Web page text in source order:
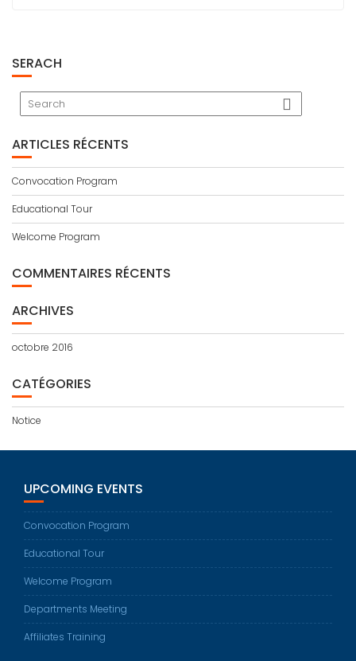
SERACH
ARTICLES RÉCENTS
Convocation Program
Educational Tour
Welcome Program
COMMENTAIRES RÉCENTS
ARCHIVES
octobre 2016
CATÉGORIES
Notice
UPCOMING EVENTS
Convocation Program
Educational Tour
Welcome Program
Departments Meeting
Affiliates Training